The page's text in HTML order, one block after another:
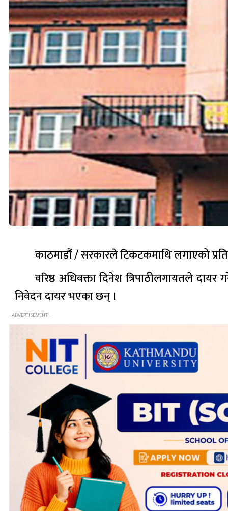
काठमाडौं / सरकारले टिकटकमाथि लगाएको
वरिष्ठ अधिवक्ता दिनेश त्रिपाठीलगायतले
निवेदन दायर भएका छन् ।
- ADVERTISEMENT -